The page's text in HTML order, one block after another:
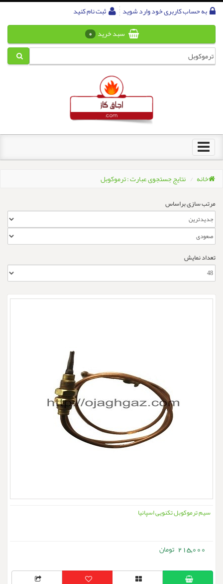
به حساب کاربری خود وارد شوید
ثبت نام کنید
سبد خرید
0
Toggle
navigation
خانه
نتایج جستجوی عبارت : ترموکوبل
مرتب سازی براساس
تعداد نمایش
سیم ترموکوبل تکنویی اسپانیا
215,000